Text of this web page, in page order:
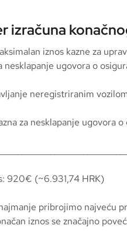
izračuna
iznos kazne za
nesklapanje ugovora o
neregistriranim
za nesklapanje ugovora
920€ (~6.931,74 HRK)
pribrojimo najveću
iznos se značajno